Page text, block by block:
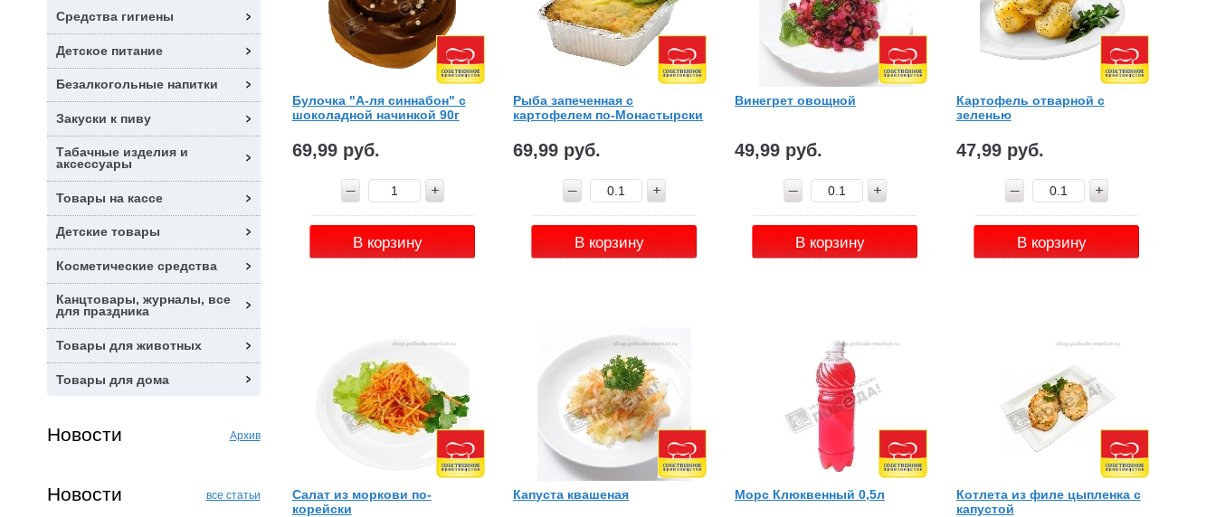
Средства гигиены
Детское питание
Безалкогольные напитки
Закуски к пиву
Табачные изделия и
аксессуары
Товары на кассе
Детские товары
Косметические средства
Канцтовары, журналы, все
для праздника
Товары для животных
Товары для дома
Новости Архив
Новости все статьи
Булочка "А-ля синнабон" с
шоколадной начинкой 90г
69,99 руб.
В корзину
Рыба запеченная с
картофелем по-Монастырски
69,99 руб.
В корзину
Винегрет овощной
49,99 руб.
В корзину
Картофель отварной с
зеленью
47,99 руб.
В корзину
Салат из моркови по-
корейски
Капуста квашеная Морс Клюквенный 0,5л
Котлета из филе цыпленка с
капустой